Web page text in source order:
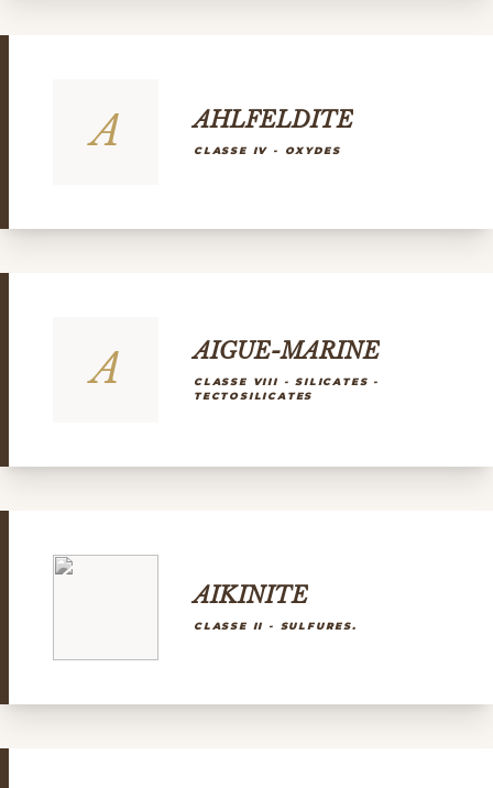
A AHLFELDITE
CLASSE IV - OXYDES
A AIGUE-MARINE
CLASSE VIII - SILICATES -
TECTOSILICATES
AIKINITE
CLASSE II - SULFURES.